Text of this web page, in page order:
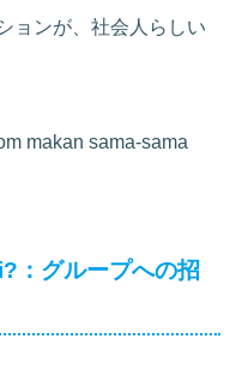
ョンが、社会人らしい
makan sama-sama
グループへの招